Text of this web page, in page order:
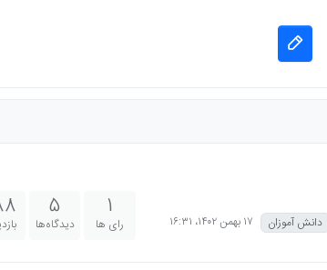
دانش آموزان ۱۷ بهمن ۱۴۰۲،‏ ۱۶:۳۱
1
رای ها
5
دیدگاه‌ها